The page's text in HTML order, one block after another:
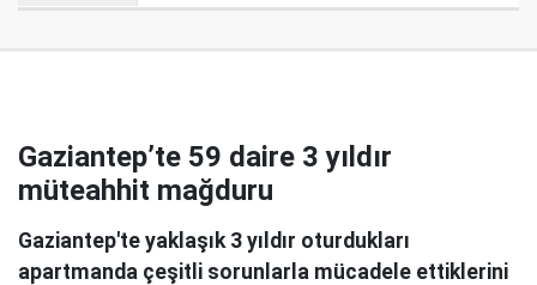
Gaziantep’te 59 daire 3 yıldır
müteahhit mağduru
Gaziantep'te yaklaşık 3 yıldır oturdukları
apartmanda çeşitli sorunlarla mücadele ettiklerini